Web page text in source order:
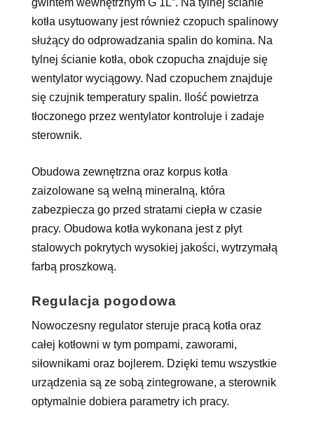
kotła usytuowany jest również czopuch spalinowy
służący do odprowadzania spalin do komina. Na
tylnej ścianie kotła, obok czopucha znajduje się
wentylator wyciągowy. Nad czopuchem znajduje
się czujnik temperatury spalin. Ilość powietrza
tłoczonego przez wentylator kontroluje i zadaje
sterownik.
Obudowa zewnętrzna oraz korpus kotła
zaizolowane są wełną mineralną, która
zabezpiecza go przed stratami ciepła w czasie
pracy. Obudowa kotła wykonana jest z płyt
stalowych pokrytych wysokiej jakości, wytrzymałą
farbą proszkową.
Regulacja pogodowa
Nowoczesny regulator steruje pracą kotła oraz
całej kotłowni w tym pompami, zaworami,
siłownikami oraz bojlerem. Dzięki temu wszystkie
urządzenia są ze sobą zintegrowane, a sterownik
optymalnie dobiera parametry ich pracy.